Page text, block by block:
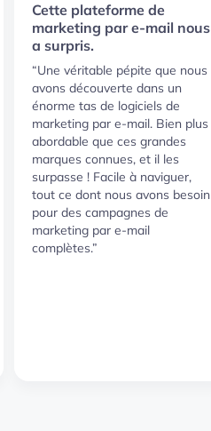
Cette plateforme de
marketing par e-mail nous
a surpris.
“Une véritable pépite que nous
avons découverte dans un
énorme tas de logiciels de
marketing par e-mail. Bien plus
abordable que ces grandes
marques connues, et il les
surpasse ! Facile à naviguer,
tout ce dont nous avons besoin
pour des campagnes de
marketing par e-mail
complètes.”